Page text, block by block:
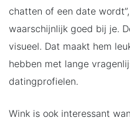
chatten of een date
waarschijnlijk goed bij je.
visueel. Dat maakt hem
hebben met lange
datingprofielen.
Wink is ook interessant